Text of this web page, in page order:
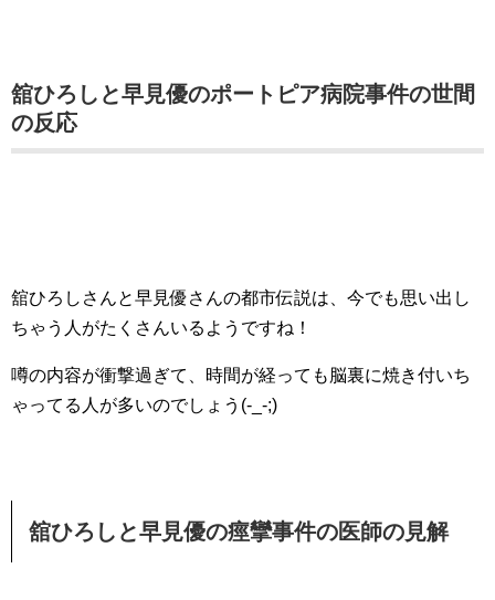
舘ひろしと早見優のポートピア病院事件の世間
の反応
舘ひろしさんと早見優さんの都市伝説は、今でも思い出し
ちゃう人がたくさんいるようですね！
噂の内容が衝撃過ぎて、時間が経っても脳裏に焼き付いち
ゃってる人が多いのでしょう(-_-;)
舘ひろしと早見優の痙攣事件の医師の見解